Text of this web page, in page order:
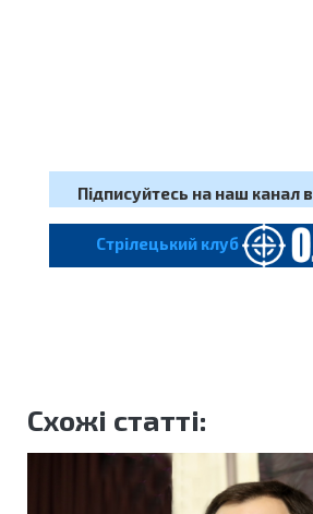
Підписуйтесь на наш канал в
Cтрілецький клуб
Схожі статті: